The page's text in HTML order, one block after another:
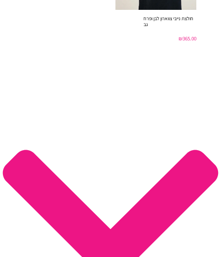
חולצת נייבי צווארון לבן ופרח
גב
₪365.00